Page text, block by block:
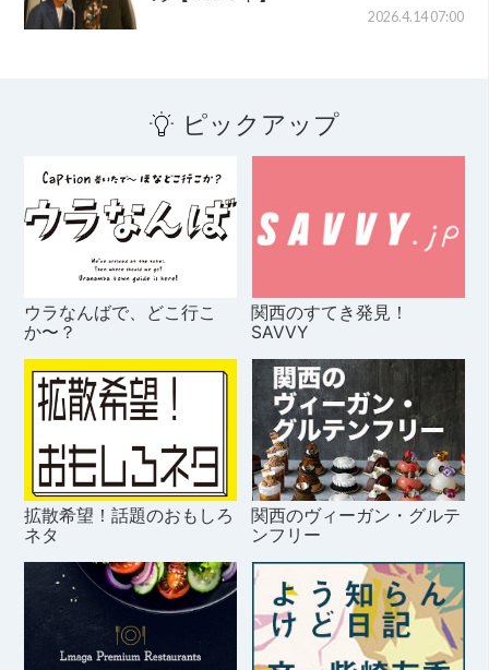
2026.4.14 07:00
ピックアップ
ウラなんばで、どこ行こ
か〜？
関西のすてき発見！
SAVVY
拡散希望！話題のおもしろ
ネタ
関西のヴィーガン・グルテ
ンフリー